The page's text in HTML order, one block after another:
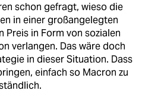
schon gefragt, wieso die
in einer großangelegten
Preis in Form von sozialen
verlangen. Das wäre doch
in dieser Situation. Dass
einfach so Macron zu